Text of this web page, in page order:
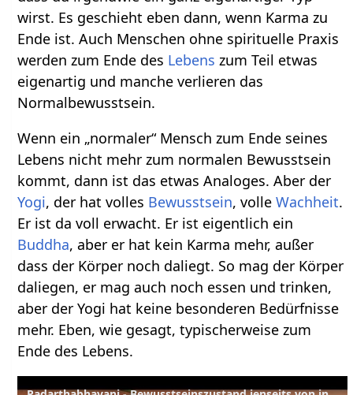
wirst. Es geschieht eben dann, wenn Karma zu
Ende ist. Auch Menschen ohne spirituelle Praxis
werden zum Ende des Lebens zum Teil etwas
eigenartig und manche verlieren das
Normalbewusstsein.
Wenn ein „normaler“ Mensch zum Ende seines
Lebens nicht mehr zum normalen Bewusstsein
kommt, dann ist das etwas Analoges. Aber der
Yogi, der hat volles Bewusstsein, volleWachheit.
Er ist da voll erwacht. Er ist eigentlich ein
Buddha, aber er hat kein Karma mehr, außer
dass der Körper noch daliegt. So mag der Körper
daliegen, er mag auch noch essen und trinken,
aber der Yogi hat keine besonderen Bedürfnisse
mehr. Eben, wie gesagt, typischerweise zum
Ende des Lebens.